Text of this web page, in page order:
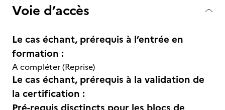
Voie d’accès
Le cas échant, prérequis à l’entrée en
formation :
A compléter (Reprise)
Le cas échant, prérequis à la validation de
la certification :